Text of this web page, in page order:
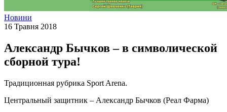
Новини
16 Травня 2018
Александр Бычков – в символической
сборной тура!
Традиционная рубрика Sport Arena.
Центральный защитник – Александр Бычков (Реал Фарма)